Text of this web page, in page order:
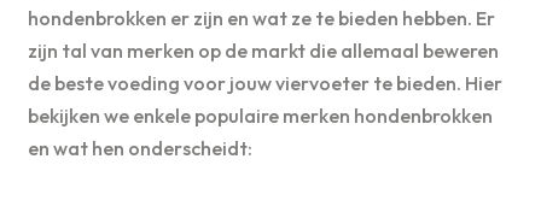
hondenbrokken er zijn en wat ze te bieden hebben. Er
zijn tal van merken op de markt die allemaal beweren
de beste voeding voor jouw viervoeter te bieden. Hier
bekijken we enkele populaire merken hondenbrokken
en wat hen onderscheidt: